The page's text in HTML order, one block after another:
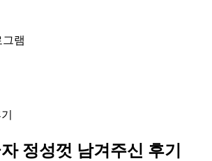
램
정성껏 남겨주신 후기